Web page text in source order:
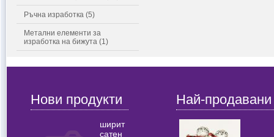
Ръчна изработка (5)
Метални елементи за
изработка на бижута (1)
Нови продукти
ширит
сатен
Най-продавани